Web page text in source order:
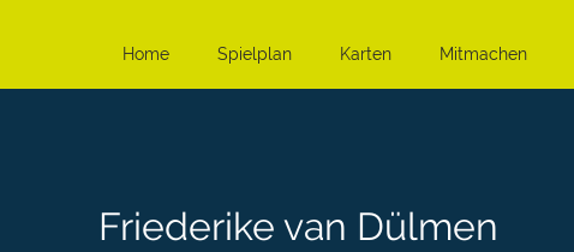
Home Spielplan Karten Mitmachen
Friederike van Dülmen